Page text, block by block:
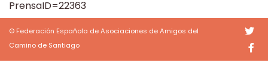
PrensaID=22363
© Federación Española de Asociaciones de Amigos del
Camino de Santiago